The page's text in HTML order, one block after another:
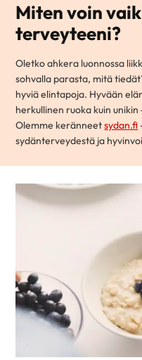
Miten voin
terveyteeni?
Oletko ahkera luonnossa
sohvalla parasta, mitä
hyviä elintapoja. Hyvään
herkullinen ruoka kuin unikin
Olemme keränneetsydan.fi
sydänterveydestä ja